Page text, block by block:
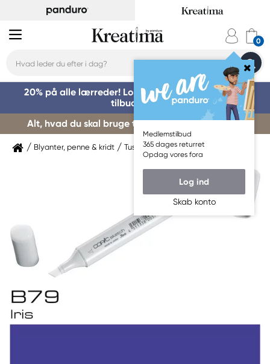
Medlemstilbud
365 dages returret
Opdag vores fora
Log ind
Skab konto
20% på alle lærreder! Log på for at benytte dig af
tilbuddet »
Alt, hvad du skal bruge til kursusstart – køb her »
Blyanter, penne & kridt Tuschpenne & markers